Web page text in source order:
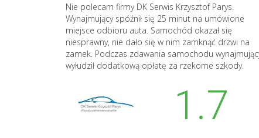
Nie polecam firmy DK Serwis Krzysztof Parys.
Wynajmujący spóźnił się 25 minut na umówione
miejsce odbioru auta. Samochód okazał się
niesprawny, nie dało się w nim zamknąć drzwi na
zamek. Podczas zdawania samochodu
wyłudził dodatkową opłatę za rzekome szkody.
1.7